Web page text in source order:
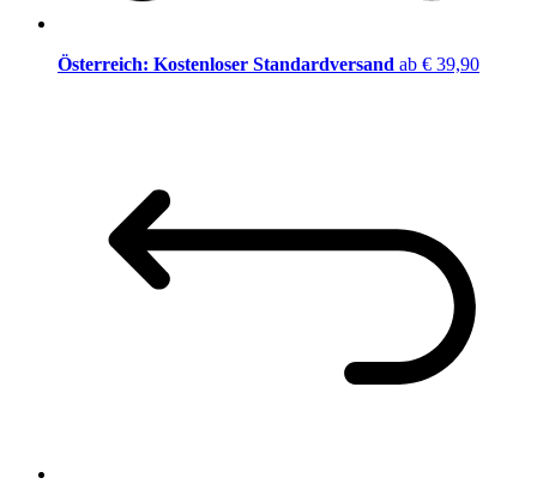
Österreich: Kostenloser Standardversand ab € 39,90